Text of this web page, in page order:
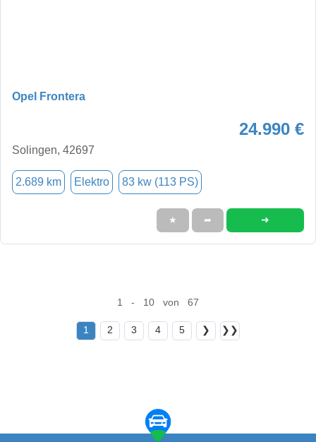
Opel Frontera
24.990 €
Solingen, 42697
2.689 km Elektro 83 kw (113 PS)
★ ➦ ➜
1 - 10 von 67
1 2 3 4 5 ❯ ❯❯